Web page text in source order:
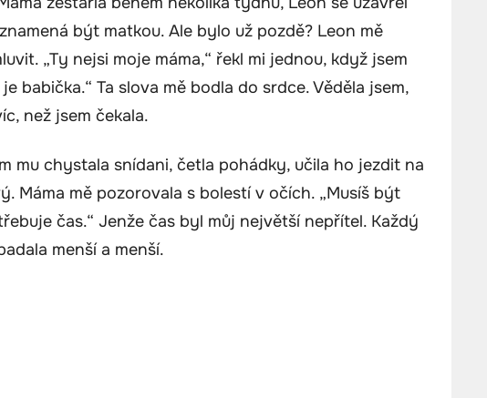
být matkou. Ale bylo už pozdě? Leon mě
„Ty nejsi moje máma,“ řekl mi jednou, když jsem
babička.“ Ta slova mě bodla do srdce. Věděla jsem,
než jsem čekala.
mu chystala snídani, četla pohádky, učila ho jezdit na
Máma mě pozorovala s bolestí v očích. „Musíš být
čas.“ Jenže čas byl můj největší nepřítel. Každý
menší a menší.